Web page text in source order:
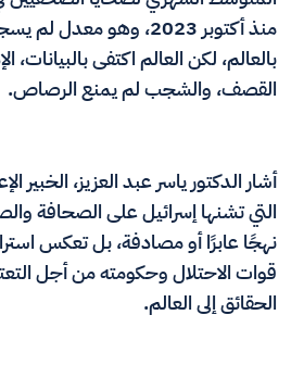
منذ أكتوبر 2023، وهو
بالعالم، لكن العالم اكتفى بالبيانات،
القصف، والشجب لم يمنع الرصاص.
أشار الدكتور ياسر عبد العزيز، الخبير
التي تشنها إسرائيل على الصحافة
نهجًا عابرًا أو مصادفة، بل تعكس
قوات الاحتلال وحكومته من أجل
الحقائق إلى العالم.